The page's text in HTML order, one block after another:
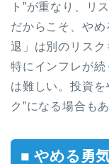
ト”が重なり、リ
だからこそ、や
退」は別のリスク
特にインフレが
は難しい。投資を
ク”になる場合も
■ やめる勇